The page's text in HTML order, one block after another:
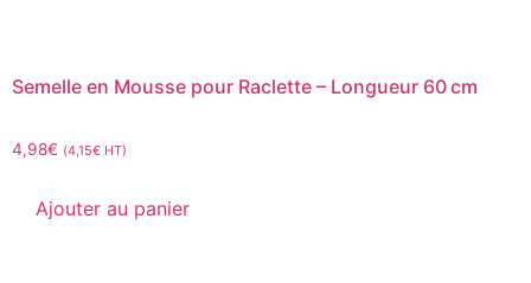
Semelle en Mousse pour Raclette – Longueur 60 cm
4,98€ (4,15€ HT)
Ajouter au panier